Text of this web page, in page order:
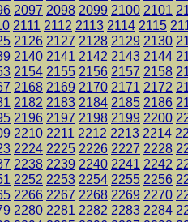
2097 2098 2099 2100 2101
2111 2112 2113 2114 2115
2126 2127 2128 2129 2130
2140 2141 2142 2143 2144
2154 2155 2156 2157 2158
2168 2169 2170 2171 2172
2182 2183 2184 2185 2186
2196 2197 2198 2199 2200
2210 2211 2212 2213 2214
2224 2225 2226 2227 2228
2238 2239 2240 2241 2242
2252 2253 2254 2255 2256
2266 2267 2268 2269 2270
2280 2281 2282 2283 2284